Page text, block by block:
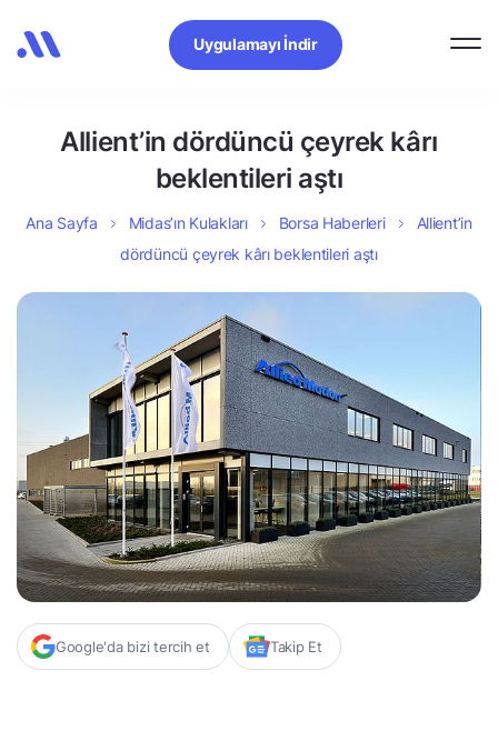
Uygulamayı İndir
Allient’in dördüncü çeyrek kârı
beklentileri aştı
Ana Sayfa Midas’ın Kulakları Borsa Haberleri
Allient’in
dördüncü çeyrek kârı beklentileri aştı
Google'da bizi tercih et Takip Et